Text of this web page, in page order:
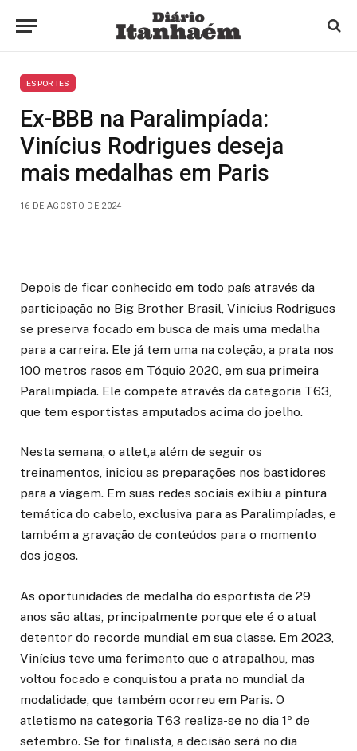
ESPORTES
Ex-BBB na Paralimpíada:
Vinícius Rodrigues deseja
mais medalhas em Paris
16 DE AGOSTO DE 2024
Depois de ficar conhecido em todo país através da
participação no Big Brother Brasil, Vinícius Rodrigues
se preserva focado em busca de mais uma medalha
para a carreira. Ele já tem uma na coleção, a prata nos
100 metros rasos em Tóquio 2020, em sua primeira
Paralimpíada. Ele compete através da categoria T63,
que tem esportistas amputados acima do joelho.
Nesta semana, o atlet,a além de seguir os
treinamentos, iniciou as preparações nos bastidores
para a viagem. Em suas redes sociais exibiu a pintura
temática do cabelo, exclusiva para as Paralimpíadas, e
também a gravação de conteúdos para o momento
dos jogos.
As oportunidades de medalha do esportista de 29
anos são altas, principalmente porque ele é o atual
detentor do recorde mundial em sua classe. Em 2023,
Vinícius teve uma ferimento que o atrapalhou, mas
voltou focado e conquistou a prata no mundial da
modalidade, que também ocorreu em Paris. O
atletismo na categoria T63 realiza-se no dia 1º de
setembro. Se for finalista, a decisão será no dia